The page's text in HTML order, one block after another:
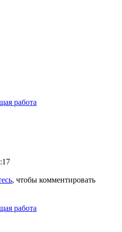
работа
, чтобы комментировать
работа